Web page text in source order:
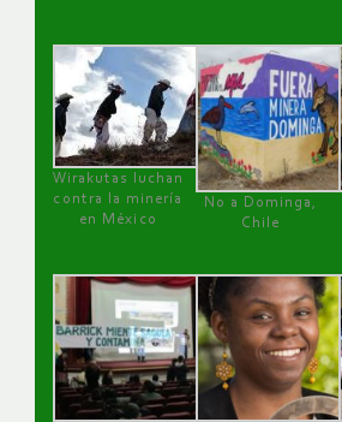
Wirakutas luchan
contra la minería
en México
No a Dominga,
Chile